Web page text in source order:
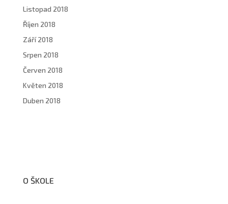
Listopad 2018
Říjen 2018
Září 2018
Srpen 2018
Červen 2018
Květen 2018
Duben 2018
O ŠKOLE